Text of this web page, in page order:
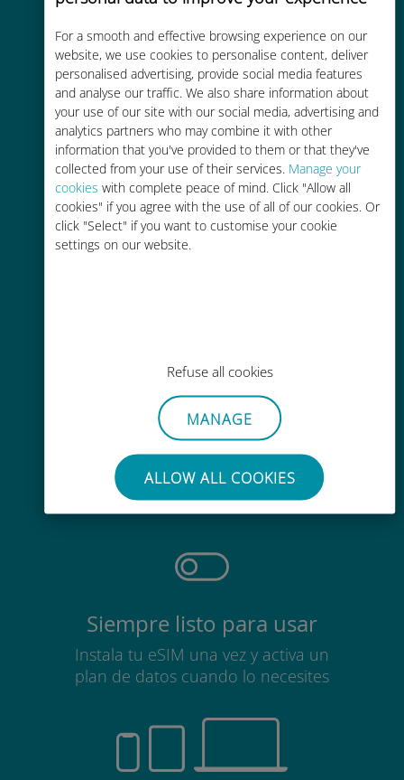
For a smooth and effective browsing experience on our
website, we use cookies to personalise content, deliver
personalised advertising, provide social media features
and analyse our traffic. We also share information about
your use of our site with our social media, advertising and
analytics partners who may combine it with other
information that you've provided to them or that they've
collected from your use of their services. Manage your
cookies with complete peace of mind. Click "Allow all
cookies" if you agree with the use of all of our cookies. Or
click "Select" if you want to customise your cookie
settings on our website.
Refuse all cookies
MANAGE
ALLOW ALL COOKIES
Rentable
Hasta un 90% más barato que los
costes de itinerancia con su
operador actual
Fácil recarga
Sin esfuerzo
No es necesario retirar la tarjeta
SIM
Siempre listo para usar
Instala tu eSIM una vez y activa un
plan de datos cuando lo necesites